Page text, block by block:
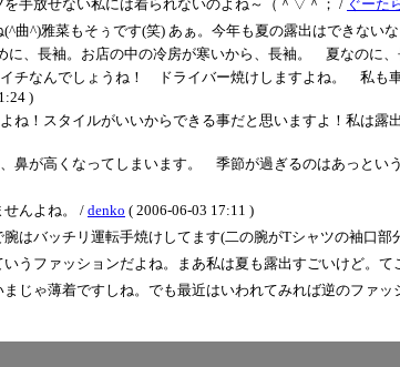
手放せない私には着られないのよね～（＾▽＾； / ぐーた
曲^)雅菜もそぅです(笑) あぁ。今年も夏の露出はできない
、長袖。お店の中の冷房が寒いから、長袖。 夏なのに、
チなんでしょうね！ ドライバー焼けしますよね。 私も
)
ね！スタイルがいいからできる事だと思いますよ！私は
が高くなってしまいます。 季節が過ぎるのはあっとい
せんよね。 / denko ( 2006-06-03 17:11 )
はバッチリ運転手焼けしてます(二の腕がTシャツの袖口部
うファッションだよね。まあ私は夏も露出すごいけど。
じゃ薄着ですしね。でも最近はいわれてみれば逆のファ